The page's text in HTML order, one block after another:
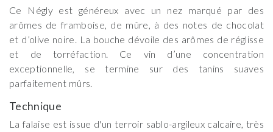
Ce Négly est généreux avec un nez marqué par des
arômes de framboise, de mûre, à des notes de chocolat
et d’olive noire. La bouche dévoile des arômes de réglisse
et de torréfaction. Ce vin d’une concentration
exceptionnelle, se termine sur des tanins suaves
parfaitement mûrs.
Technique
La falaise est issue d'un terroir sablo-argileux calcaire, très